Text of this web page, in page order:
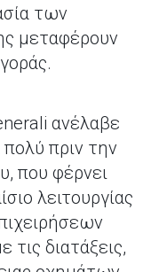
των
μεταφέρουν
ανέλαβε
πριν την
που φέρνει
λειτουργίας
διατάξεις,